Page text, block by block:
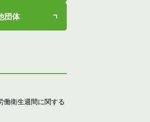
団体
働衛生週間に関する